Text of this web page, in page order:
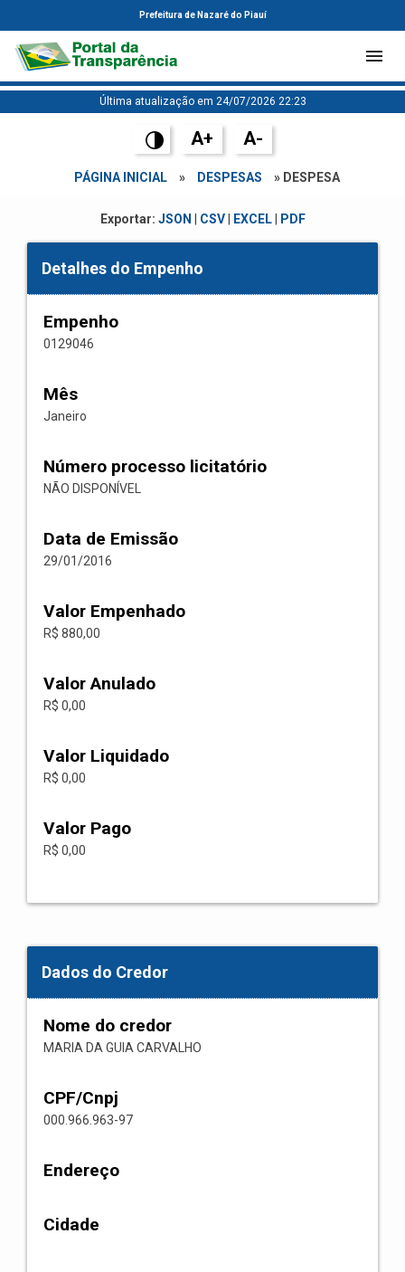
Prefeitura de Nazaré do Piauí
Última atualização em 24/07/2026 22:23
A+ A-
PÁGINA INICIAL » DESPESAS » DESPESA
Exportar: JSON CSV| EXCEL| PDF
Detalhes do Empenho
Empenho
0129046
Mês
Janeiro
Número processo licitatório
NÃO DISPONÍVEL
Data de Emissão
29/01/2016
Valor Empenhado
R$ 880,00
Valor Anulado
R$ 0,00
Valor Liquidado
R$ 0,00
Valor Pago
R$ 0,00
Dados do Credor
Nome do credor
MARIA DA GUIA CARVALHO
CPF/Cnpj
000.966.963-97
Endereço
Cidade